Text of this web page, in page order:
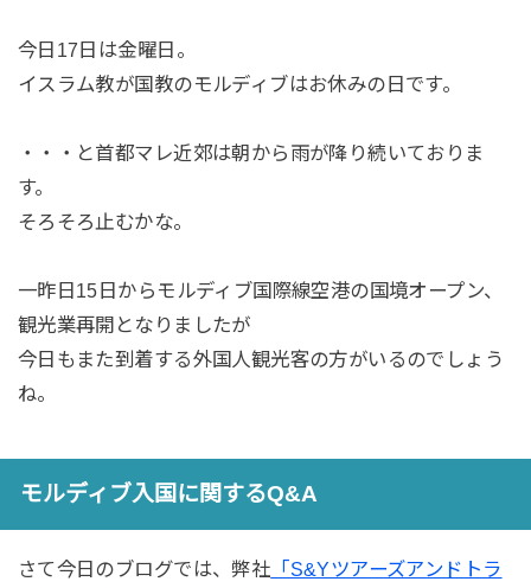
今日17日は金曜日。
イスラム教が国教のモルディブはお休みの日です。
・・・と首都マレ近郊は朝から雨が降り続いておりま
す。
そろそろ止むかな。
一昨日15日からモルディブ国際線空港の国境オープン、
観光業再開となりましたが
今日もまた到着する外国人観光客の方がいるのでしょう
ね。
モルディブ入国に関するQ&A
さて今日のブログでは、弊社 「S&Yツアーズアンドトラ